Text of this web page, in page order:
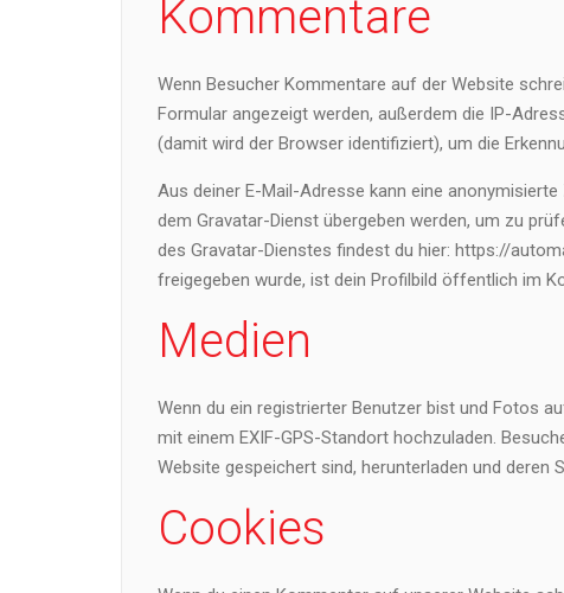
Kommentare
Wenn Besucher Kommentare auf der Website
Formular angezeigt werden, außerdem die IP-
(damit wird der Browser identifiziert), um die
Aus deiner E-Mail-Adresse kann eine
dem Gravatar-Dienst übergeben werden, um zu
des Gravatar-Dienstes findest du hier: https://
freigegeben wurde, ist dein Profilbild öffentlich im
Medien
Wenn du ein registrierter Benutzer bist und Fotos
mit einem EXIF-GPS-Standort hochzuladen.
Website gespeichert sind, herunterladen und deren
Cookies